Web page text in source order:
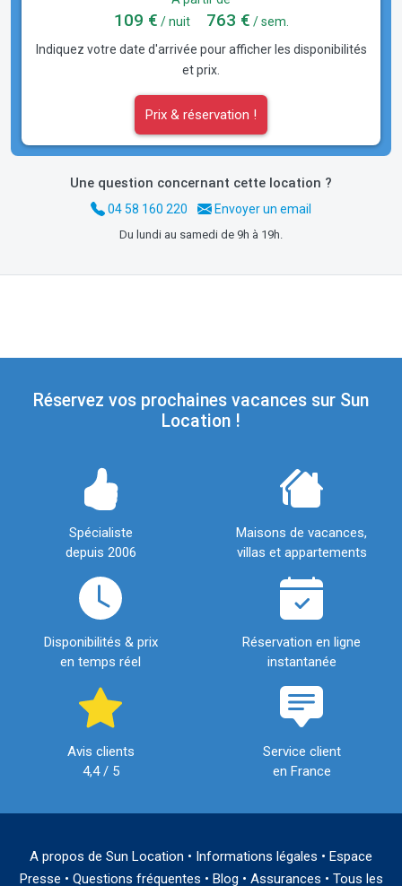
109 € / nuit 763 € / sem.
Indiquez votre date d'arrivée pour afficher les disponibilités
et prix.
Prix & réservation !
Une question concernant cette location ?
04 58 160 220 Envoyer un email
Du lundi au samedi de 9h à 19h.
Réservez vos prochaines vacances sur Sun
Location !
Spécialiste
depuis 2006
Maisons de vacances,
villas et appartements
Disponibilités & prix
en temps réel
Réservation en ligne
instantanée
Avis clients
4,4 / 5
Service client
en France
A propos de Sun Location • Informations légales • Espace
Presse • Questions fréquentes • Blog • Assurances • Tous les